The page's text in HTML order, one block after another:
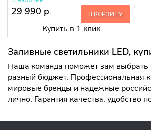
29 990 р. В КОРЗИНУ
Купить в 1 клик
Заливные светильники LED,
Наша команда поможет вам выбрать
разный бюджет. Профессиональная
мировые бренды и надежные
лично. Гарантия качества,